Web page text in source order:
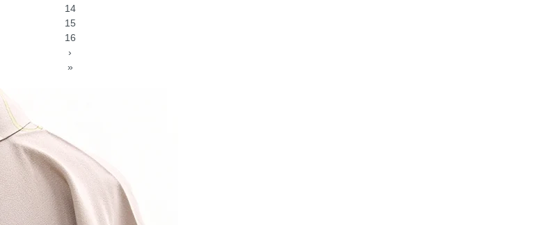
14
15
16
›
»